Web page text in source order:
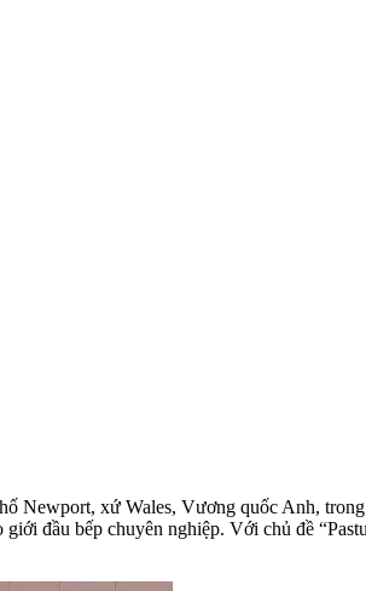
Newport, xứ Wales, Vương quốc Anh,
đầu bếp chuyên nghiệp. Với chủ đề